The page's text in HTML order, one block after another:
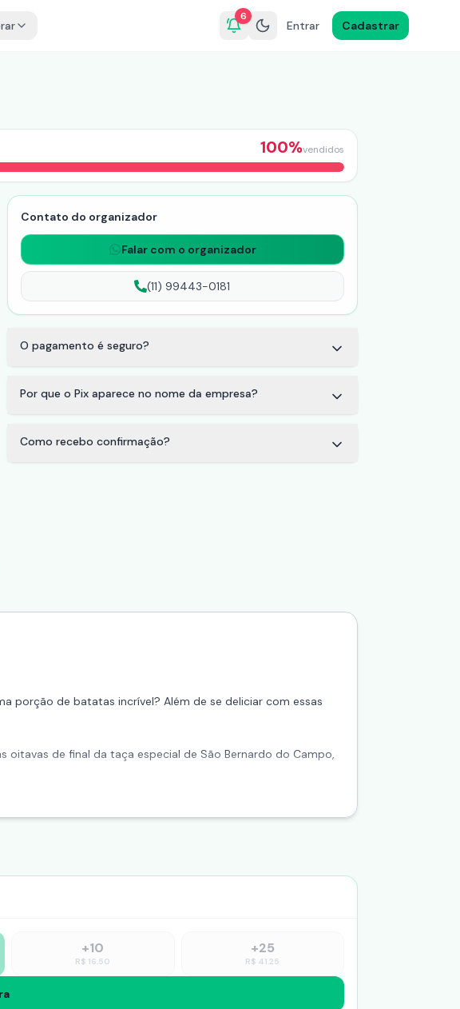
6
Entrar Cadastrar
100%vendidos
Contato do organizador
Falar com o organizador
(11) 99443-0181
O pagamento é seguro?
Por que o Pix aparece no nome da empresa?
Como recebo confirmação?
porção de batatas incrível? Além de se deliciar com essas
oitavas de final da taça especial de São Bernardo do Campo,
+10
R$ 16.50
+25
R$ 41.25